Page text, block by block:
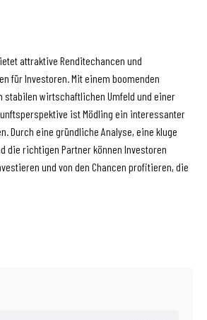
attraktive Renditechancen und
für Investoren. Mit einem boomenden
stabilen wirtschaftlichen Umfeld und einer
ist Mödling ein interessanter
Durch eine gründliche Analyse, eine kluge
die richtigen Partner können Investoren
und von den Chancen profitieren, die